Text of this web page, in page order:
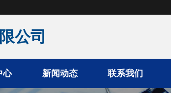
公司
心 新闻动态 联系我们